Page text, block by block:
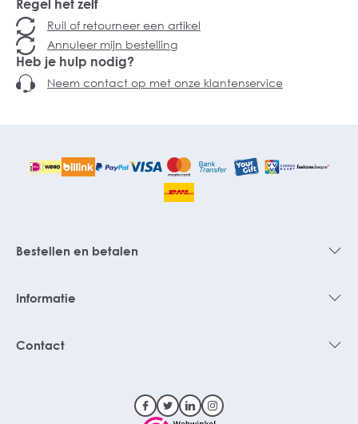
Regel het zelf
Ruil of retourneer een artikel
Annuleer mijn bestelling
Heb je hulp nodig?
Neem contact op met onze klantenservice
Bestellen en betalen
Informatie
Contact